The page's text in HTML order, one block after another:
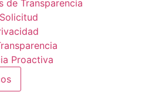
de Transparencia
Proactiva